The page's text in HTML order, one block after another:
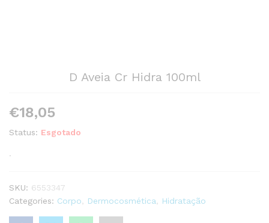
D Aveia Cr Hidra 100ml
€18,05
Status: Esgotado
.
SKU: 6553347
Categories: Corpo Dermocosmética Hidratação